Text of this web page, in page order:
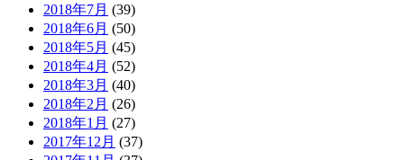
2018年7月 (39)
2018年6月 (50)
2018年5月 (45)
2018年4月 (52)
2018年3月 (40)
2018年2月 (26)
2018年1月 (27)
2017年12月 (37)